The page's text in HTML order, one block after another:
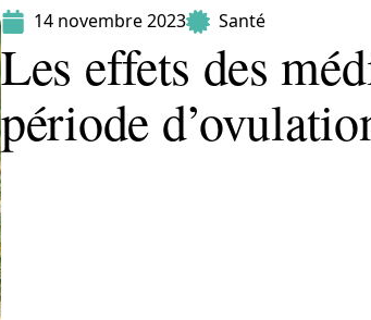
14 novembre 2023 Santé
Les effets des
période